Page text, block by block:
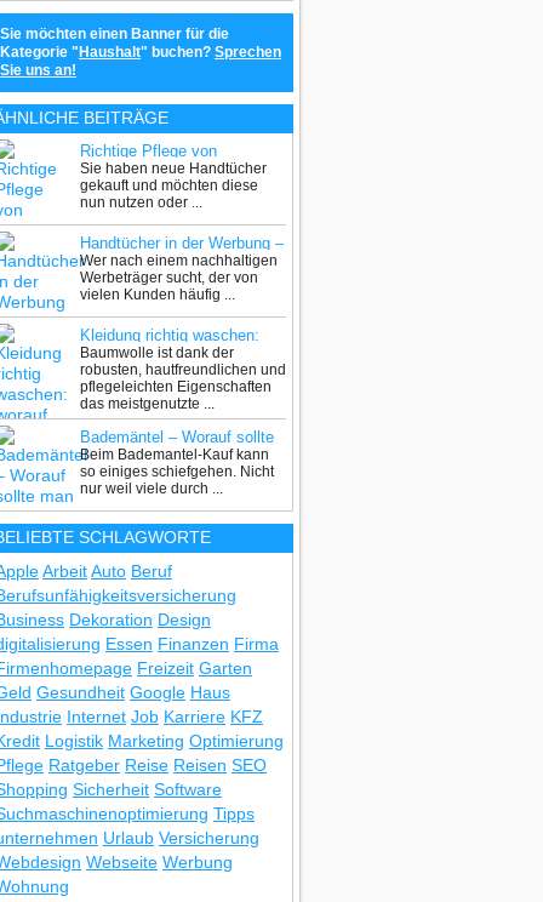
Sie möchten einen Banner für die
Kategorie " Haushalt" buchen? Sprechen
Sie uns an!
BEITRÄGE
Richtige Pflege von
Handtüchern
Sie haben neue Handtücher
gekauft und möchten diese
nun nutzen oder ...
Handtücher in der Werbung –
ein zeitloser Klassiker
Wer nach einem nachhaltigen
Werbeträger sucht, der von
vielen Kunden häufig ...
Kleidung richtig waschen:
worauf achten beim
Waschen von Baumwolle?
Baumwolle ist dank der
robusten, hautfreundlichen und
pflegeleichten Eigenschaften
das meistgenutzte ...
Bademäntel – Worauf sollte
man beim Kauf achten?
Beim Bademantel-Kauf kann
so einiges schiefgehen. Nicht
nur weil viele durch ...
SCHLAGWORTE
ArbeitAuto Beruf
Dekoration Design
Essen Finanzen Firma
Freizeit Garten
Gesundheit Google Haus
Internet Job Karriere KFZ
Logistik Marketing Optimierung
Ratgeber Reise Reisen SEO
Sicherheit Software
Tipps
Urlaub Versicherung
Webseite Werbung